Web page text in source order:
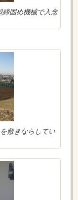
締固め機械で入念
敷きならしてい